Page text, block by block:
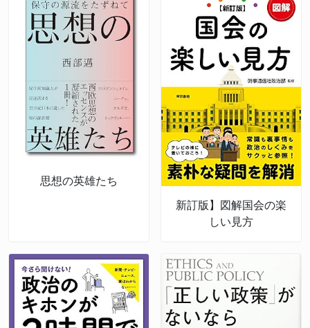
思想の英雄たち
新訂版】図解国会の楽
しい見方